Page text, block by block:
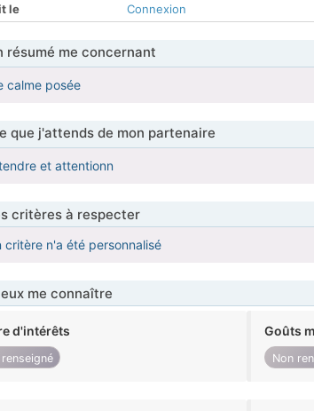
le
Connexion
résumé me concernant
calme posée
que j'attends de mon partenaire
et attentionn
critères à respecter
critère n'a été personnalisé
me connaître
d'intérêts Goûts
Non